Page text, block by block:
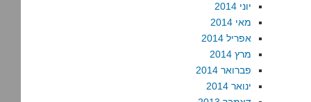
יוני 2014
מאי 2014
אפריל 2014
מרץ 2014
פברואר 2014
ינואר 2014